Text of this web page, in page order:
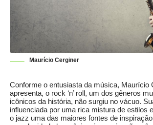
Maurício Cerginer
Conforme o entusiasta da música, Maurício
apresenta, o rock ‘n’ roll, um dos gêneros
icônicos da história, não surgiu no vácuo.
influenciada por uma rica mistura de estilos
o jazz uma das maiores fontes de